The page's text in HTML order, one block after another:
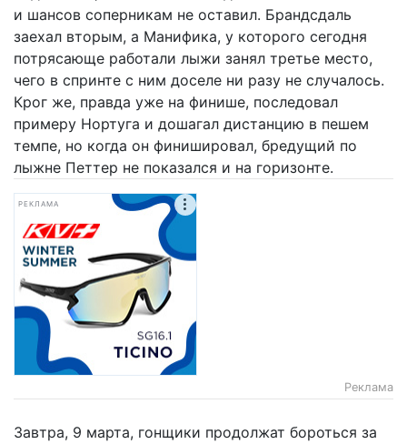
и шансов соперникам не оставил. Брандсдаль
заехал вторым, а Манифика, у которого сегодня
потрясающе работали лыжи занял третье место,
чего в спринте с ним доселе ни разу не случалось.
Крог же, правда уже на финише, последовал
примеру Нортуга и дошагал дистанцию в пешем
темпе, но когда он финишировал, бредущий по
лыжне Петтер не показался и на горизонте.
РЕКЛАМА
Реклама
Завтра, 9 марта, гонщики продолжат бороться за